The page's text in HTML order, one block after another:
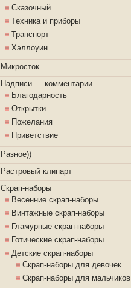
Сказочный
Техника и приборы
Транспорт
Хэллоуин
Микросток
Надписи — комментарии
Благодарность
Открытки
Пожелания
Приветствие
Разное))
Растровый клипарт
Скрап-наборы
Весенние скрап-наборы
Винтажные скрап-наборы
Гламурные скрап-наборы
Готические скрап-наборы
Детские скрап-наборы
Скрап-наборы для девочек
Скрап-наборы для мальчиков